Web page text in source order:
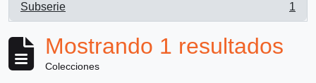
Subserie
, 1 resultados
1
Mostrando 1 resultados
Colecciones